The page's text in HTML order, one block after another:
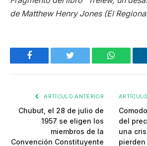
de Matthew Henry Jones (El
Facebook Twitter
ARTÍCULO ANTERIOR
Chubut, el 28 de julio de
1957 se eligen los
miembros de la
Convención Constituyente
del
una
pierden